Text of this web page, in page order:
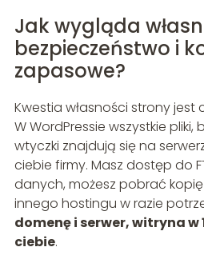
Jak wygląda
bezpieczeństwo i
zapasowe?
Kwestia własności strony
W WordPressie wszystkie
wtyczki znajdują się na
ciebie firmy. Masz dostęp do
danych, możesz pobrać
innego hostingu w razie
domenę i serwer, witryna w
ciebie.